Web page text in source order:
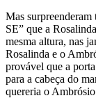
Mas
SE” que a
mesma altura, nas
Rosalinda e o
provável que a
para a cabeça do
quereria o